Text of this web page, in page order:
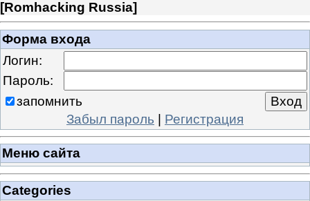
[Romhacking Russia]
Форма входа
Логин:
Пароль:
запомнить
Забыл пароль | Регистрация
Меню сайта
Categories